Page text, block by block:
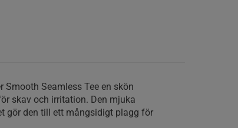
Seamless Tee en skön
skav och irritation. Den mjuka
gör den till ett mångsidigt plagg för